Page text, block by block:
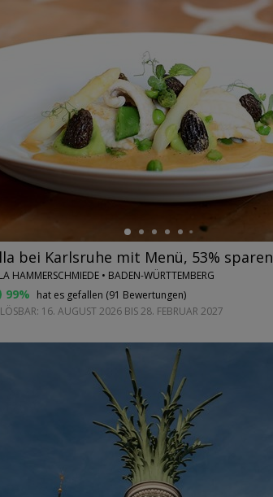
bei Karlsruhe mit Menü, 53% sparen
HAMMERSCHMIEDE • BADEN-WÜRTTEMBERG
99% hat es gefallen (91 Bewertungen)
16. AUGUST 2026 BIS 28. FEBRUAR 2027